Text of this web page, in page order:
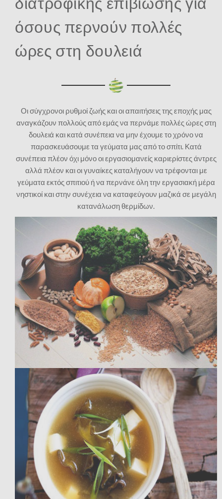
όσους περνούν πολλές
ώρες στη δουλειά
Οι σύγχρονοι ρυθμοί ζωής και οι απαιτήσεις της εποχής μας
αναγκάζουν πολλούς από εμάς να περνάμε πολλές ώρες στη
δουλειά και κατά συνέπεια να μην έχουμε το χρόνο να
παρασκευάσουμε τα γεύματα μας από το σπίτι. Κατά
συνέπεια πλέον όχι μόνο οι εργασιομανείς καριερίστες άντρες
αλλά πλέον και οι γυναίκες καταλήγουν να τρέφονται με
γεύματα εκτός σπιτιού ή να περνάνε όλη την εργασιακή μέρα
νηστικοί και στην συνέχεια να καταφεύγουν μαζικά σε μεγάλη
κατανάλωση θερμίδων.